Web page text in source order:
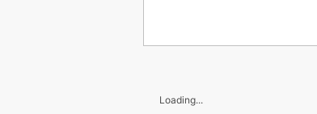
Loading...